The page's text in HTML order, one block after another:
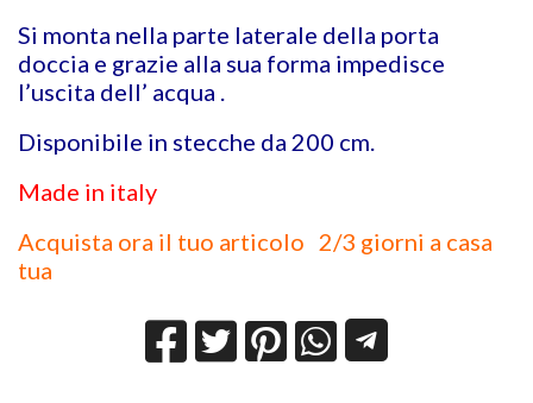
Si monta nella parte laterale della porta
doccia e grazie alla sua forma impedisce
l’uscita dell’ acqua .
Disponibile in stecche da 200 cm.
Made in italy
Acquista ora il tuo articolo 2/3 giorni a casa
tua